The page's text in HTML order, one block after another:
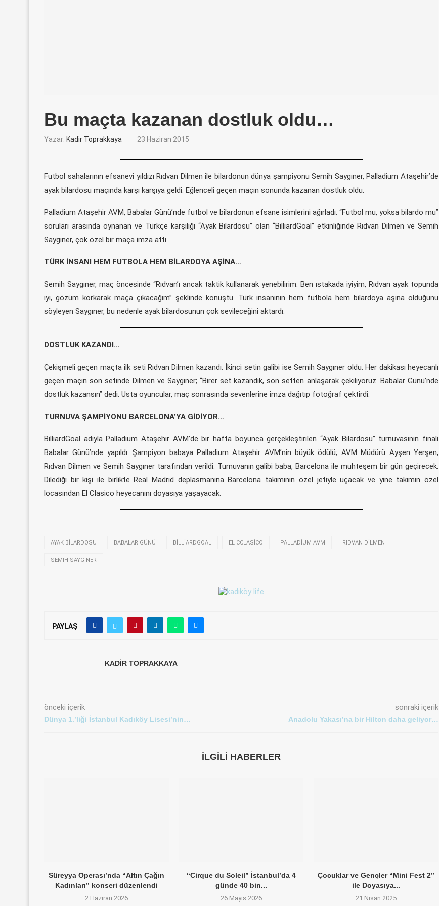
Bu maçta kazanan dostluk oldu…
Yazar: Kadir Toprakkaya 23 Haziran 2015
Futbol sahalarının efsanevi yıldızı Rıdvan Dilmen ile bilardonun dünya şampiyonu Semih Saygıner, Palladium Ataşehir’de
ayak bilardosu maçında karşı karşıya geldi. Eğlenceli geçen maçın sonunda kazanan dostluk oldu.
Palladium Ataşehir AVM, Babalar Günü’nde futbol ve bilardonun efsane isimlerini ağırladı. “Futbol mu, yoksa bilardo mu”
soruları arasında oynanan ve Türkçe karşılığı “Ayak Bilardosu” olan “BilliardGoal” etkinliğinde Rıdvan Dilmen ve Semih
Saygıner, çok özel bir maça imza attı.
TÜRK İNSANI HEM FUTBOLA HEM BİLARDOYA AŞİNA…
Semih Saygıner, maç öncesinde “Rıdvan’ı ancak taktik kullanarak yenebilirim. Ben ıstakada iyiyim, Rıdvan ayak topunda
iyi, gözüm korkarak maça çıkacağım” şeklinde konuştu. Türk insanının hem futbola hem bilardoya aşina olduğunu
söyleyen Saygıner, bu nedenle ayak bilardosunun çok sevileceğini aktardı.
DOSTLUK KAZANDI…
Çekişmeli geçen maçta ilk seti Rıdvan Dilmen kazandı. İkinci setin galibi ise Semih Saygıner oldu. Her dakikası heyecanlı
geçen maçın son setinde Dilmen ve Saygıner; “Birer set kazandık, son setten anlaşarak çekiliyoruz. Babalar Günü’nde
dostluk kazansın” dedi. Usta oyuncular, maç sonrasında sevenlerine imza dağıtıp fotoğraf çektirdi.
TURNUVA ŞAMPİYONU BARCELONA’YA GİDİYOR…
BilliardGoal adıyla Palladium Ataşehir AVM’de bir hafta boyunca gerçekleştirilen “Ayak Bilardosu” turnuvasının finali
Babalar Günü’nde yapıldı. Şampiyon babaya Palladium Ataşehir AVM’nin büyük ödülü; AVM Müdürü Ayşen Yerşen,
Rıdvan Dilmen ve Semih Saygıner tarafından verildi. Turnuvanın galibi baba, Barcelona ile muhteşem bir gün geçirecek.
Dilediği bir kişi ile birlikte Real Madrid deplasmanına Barcelona takımının özel jetiyle uçacak ve yine takımın özel
locasından El Clasico heyecanını doyasıya yaşayacak.
AYAK BILARDOSU BABALAR GÜNÜ BILLIARDGOAL EL CCLASICO PALLADIUM AVM RIDVAN DILMEN
SEMIH SAYGINER
PAYLAŞ
KADIR TOPRAKKAYA
önceki içerik
Dünya 1.’liği İstanbul Kadıköy Lisesi’nin…
sonraki içerik
Anadolu Yakası’na bir Hilton daha geliyor…
İLGILI HABERLER
Süreyya Operası’nda “Altın Çağın
Kadınları” konseri düzenlendi
2 Haziran 2026
“Cirque du Soleil” İstanbul’da 4
günde 40 bin...
26 Mayıs 2026
Çocuklar ve Gençler “Mini Fest 2”
ile Doyasıya...
21 Nisan 2025